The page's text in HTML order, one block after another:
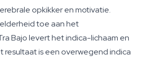
opkikker en motivatie.
toe aan het
Bajo levert het indica-lichaam en
resultaat is een overwegend indica